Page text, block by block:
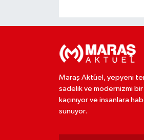
Maraş Aktüel, yepyeni
sadelik ve modernizmi
kaçınıyor ve insanlara
sunuyor.